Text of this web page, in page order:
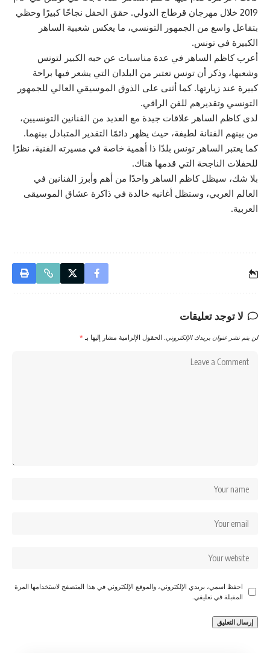
2019 خلال مهرجان قرطاج الدولي. حقق الحفل نجاحًا كبيرًا وحظي
بتفاعل واسع من الجمهور التونسي، ما يعكس شعبية الساهر
الكبيرة في تونس.
أعرب كاظم الساهر في عدة مناسبات عن حبه الكبير لتونس
وشعبها، وذكر أن تونس تعتبر من البلدان التي يشعر فيها براحة
كبيرة عند زيارتها. كما أثنى على الذوق الموسيقي العالي للجمهور
التونسي وتقديرهم للفن الراقي.
لدى كاظم الساهر علاقات جيدة مع العديد من الفنانين التونسيين،
من بينهم الفنانة لطيفة، حيث يظهر دائمًا التقدير المتبادل بينهما.
كما يعتبر الساهر تونس بلدًا ذا أهمية خاصة في مسيرته الفنية، نظرًا
للحفلات الناجحة التي قدمها هناك.
بلا شك، سيظل كاظم الساهر واحدًا من أهم وأبرز الفنانين في
العالم العربي، وستظل أغانيه خالدة في ذاكرة عشاق الموسيقى
العربية.
لا توجد تعليقات
لن يتم نشر عنوان بريدك الإلكتروني. الحقول الإلزامية مشار إليها بـ *
احفظ اسمي، بريدي الإلكتروني، والموقع الإلكتروني في هذا المتصفح لاستخدامها المرة
المقبلة في تعليقي.